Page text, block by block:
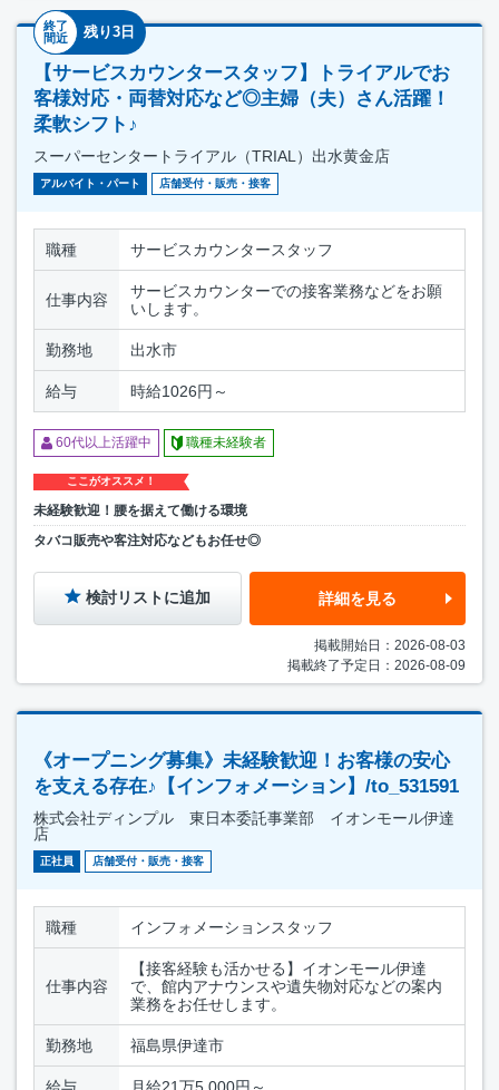
終了
間近
残り3日
【サービスカウンタースタッフ】トライアルでお
客様対応・両替対応など◎主婦（夫）さん活躍！
柔軟シフト♪
スーパーセンタートライアル（TRIAL）出水黄金店
アルバイト・パート 店舗受付・販売・接客
職種 サービスカウンタースタッフ
仕事内容
サービスカウンターでの接客業務などをお願
いします。
勤務地 出水市
給与 時給1026円～
60代以上活躍中 職種未経験者
ここがオススメ！
未経験歓迎！腰を据えて働ける環境
タバコ販売や客注対応などもお任せ◎
検討リストに追加 詳細を見る
掲載開始日：2026-08-03
掲載終了予定日：2026-08-09
《オープニング募集》未経験歓迎！お客様の安心
を支える存在♪【インフォメーション】/to_531591
株式会社ディンプル 東日本委託事業部 イオンモール伊達
店
正社員 店舗受付・販売・接客
職種 インフォメーションスタッフ
仕事内容
【接客経験も活かせる】イオンモール伊達
で、館内アナウンスや遺失物対応などの案内
業務をお任せします。
勤務地 福島県伊達市
給与 月給21万5,000円～